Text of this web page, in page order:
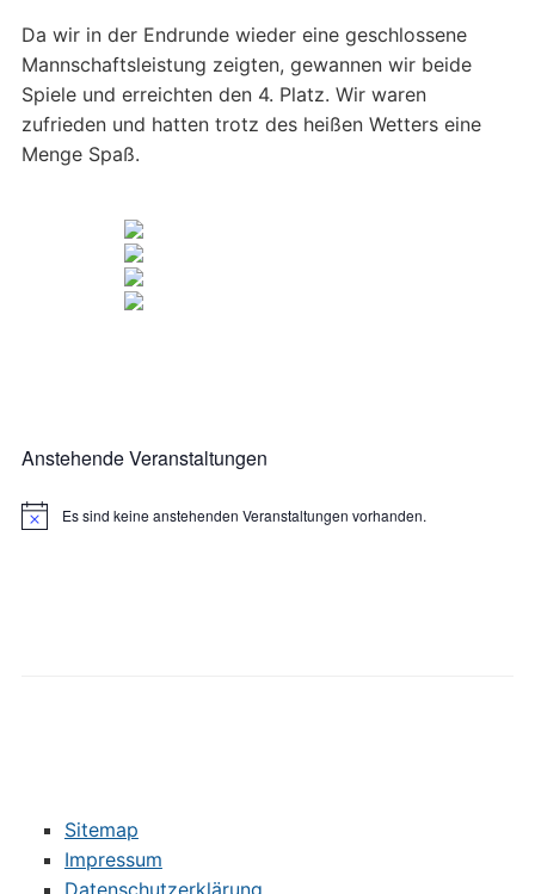
Anstehende Veranstaltungen
HinweisEs sind keine anstehenden Veranstaltungen vorhanden.
Da wir in der Endrunde wieder eine geschlossene
Mannschaftsleistung zeigten, gewannen wir beide
Spiele und erreichten den 4. Platz. Wir waren
zufrieden und hatten trotz des heißen Wetters eine
Menge Spaß.
Sitemap
Impressum